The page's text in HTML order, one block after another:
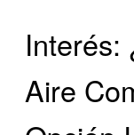
Interés:
Aire